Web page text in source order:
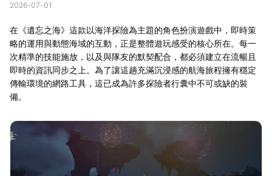
2026-07-01
在《遺忘之海》這款以海洋探險為主題的角色扮演遊戲中，即時策
略的運用與動態海域的互動，正是整體遊玩感受的核心所在。每一
次精準的技能施放，以及與隊友的默契配合，都必須建立在流暢且
即時的資訊同步之上。為了讓這趟充滿沉浸感的航海旅程擁有穩定
傳輸環境的網路工具，這已成為許多探險者行囊中不可或缺的裝
備。